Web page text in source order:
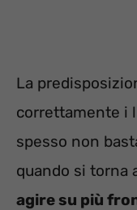
La
correttamente i
spesso non
quando si torna
agire su più